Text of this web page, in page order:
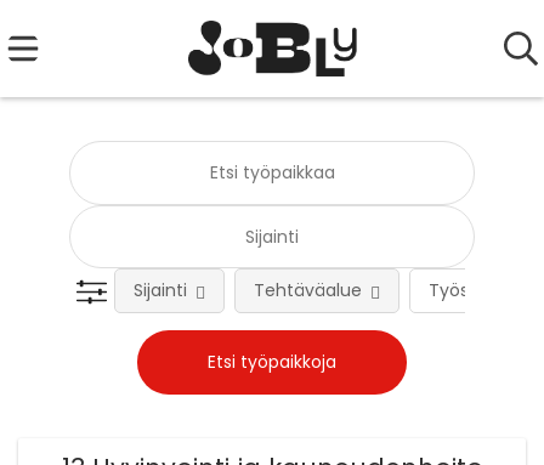
Työsuhteen
Sijainti Tehtäväalue